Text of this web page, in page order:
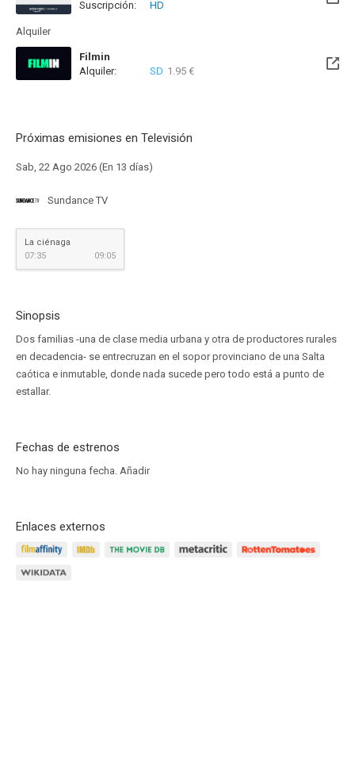
Suscripción:
HD
Alquiler
Filmin
Disponible hasta el Vie, 27 Nov 2026 (Quedan 3 meses)
Alquiler: SD 1.95 €
Próximas emisiones en Televisión
Sab, 22 Ago 2026 (En 13 días)
Sundance TV
La ciénaga
07:35
09:05
Sinopsis
Dos familias -una de clase media urbana y otra de productores rurales
en decadencia- se entrecruzan en el sopor provinciano de una Salta
caótica e inmutable, donde nada sucede pero todo está a punto de
estallar.
Fechas de estrenos
No hay ninguna fecha. Añadir
Enlaces externos